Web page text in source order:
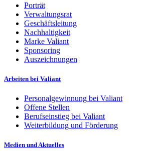
Porträt
Verwaltungsrat
Geschäftsleitung
Nachhaltigkeit
Marke Valiant
Sponsoring
Auszeichnungen
Arbeiten bei Valiant
Personalgewinnung bei Valiant
Offene Stellen
Berufseinstieg bei Valiant
Weiterbildung und Förderung
Medien und Aktuelles